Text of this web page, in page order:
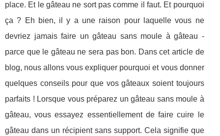
place. Et le gâteau ne sort pas comme il faut. Et pourquoi
ça ? Eh bien, il y a une raison pour laquelle vous ne
devriez jamais faire un gâteau sans moule à gâteau -
parce que le gâteau ne sera pas bon. Dans cet article de
blog, nous allons vous expliquer pourquoi et vous donner
quelques conseils pour que vos gâteaux soient toujours
parfaits ! Lorsque vous préparez un gâteau sans moule à
gâteau, vous essayez essentiellement de faire cuire le
gâteau dans un récipient sans support. Cela signifie que